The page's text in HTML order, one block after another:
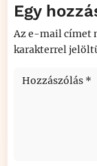
Egy
Az e-mail címet
karakterrel